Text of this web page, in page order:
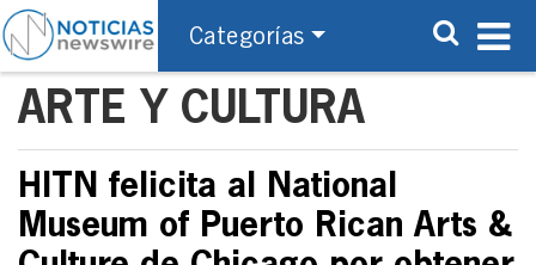
Categorías
ARTE Y CULTURA
HITN felicita al National
Museum of Puerto Rican Arts &